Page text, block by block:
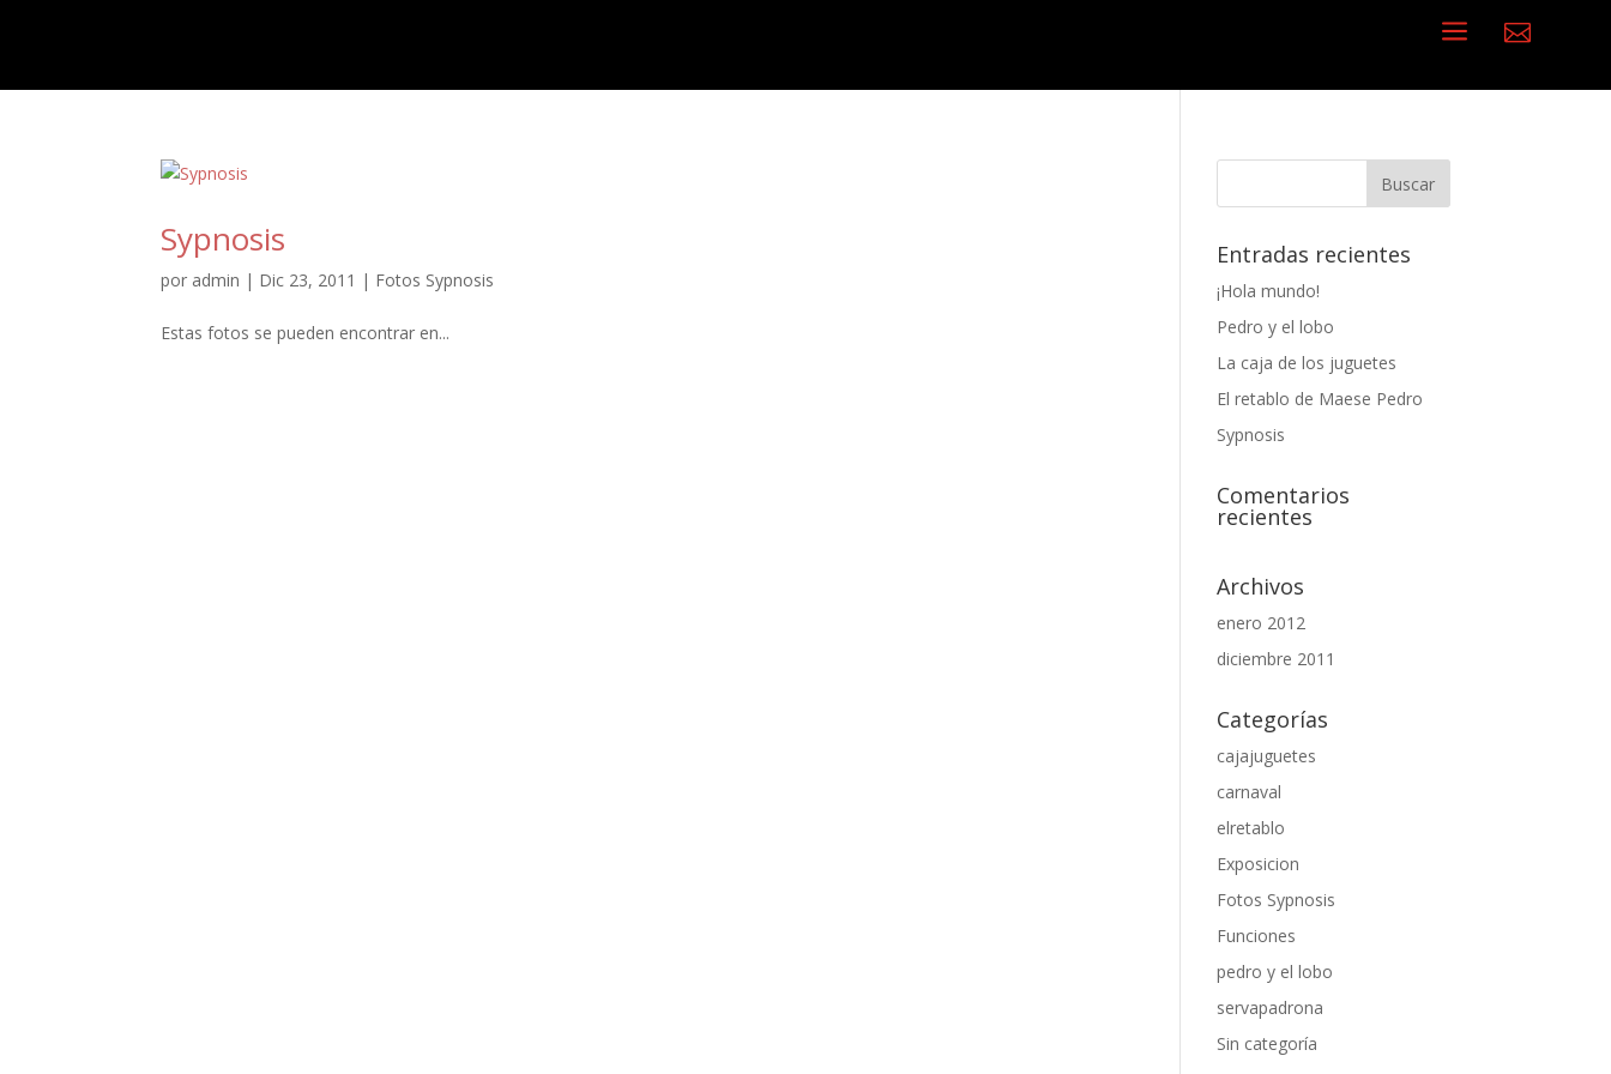
a 
Sypnosis
por admin | Dic 23, 2011 | Fotos Sypnosis
Estas fotos se pueden encontrar en...
Entradas recientes
¡Hola mundo!
Pedro y el lobo
La caja de los juguetes
El retablo de Maese Pedro
Sypnosis
Comentarios
recientes
Archivos
enero 2012
diciembre 2011
Categorías
cajajuguetes
carnaval
elretablo
Exposicion
Fotos Sypnosis
Funciones
pedro y el lobo
servapadrona
Sin categoría